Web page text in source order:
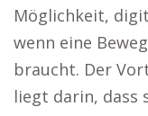
Möglichkeit,
wenn eine
braucht. Der
liegt darin, dass